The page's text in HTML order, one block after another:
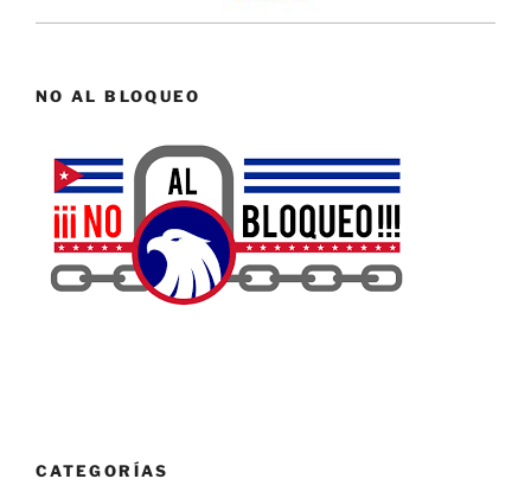
NO AL BLOQUEO
CATEGORÍAS